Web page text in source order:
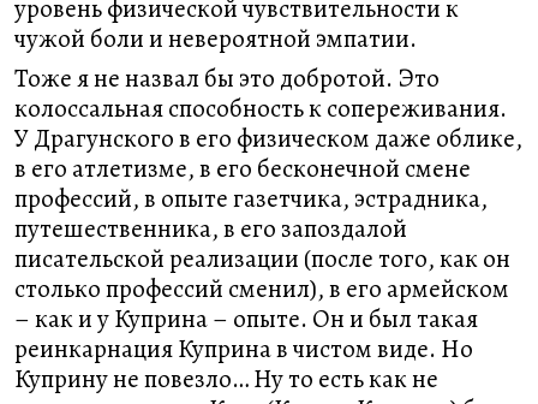
уровень физической чувствительности к
чужой боли и невероятной эмпатии.
Тоже я не назвал бы это добротой. Это
колоссальная способность к сопереживания.
У Драгунского в его физическом даже облике,
в его атлетизме, в его бесконечной смене
профессий, в опыте газетчика, эстрадника,
путешественника, в его запоздалой
писательской реализации (после того, как он
столько профессий сменил), в его армейском
– как и у Куприна – опыте. Он и был такая
реинкарнация Куприна в чистом виде. Но
Куприну не повезло… Ну то есть как не